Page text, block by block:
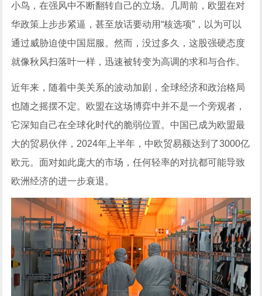
小鸟，在强风中不断翻转自己的立场。几周前，欧盟在对
华政策上步步紧逼，甚至放话要动用“核选项”，以为可以
通过威胁迫使中国屈服。然而，没过多久，这股强硬态度
就像秋风扫落叶一样，迅速被转变为高调的求和与合作。
近年来，随着中美关系的波动加剧，全球经济和政治格局
也随之摇摆不定。欧盟在这场博弈中并不是一个旁观者，
它深知自己在全球化时代的脆弱位置。中国已成为欧盟最
大的贸易伙伴，2024年上半年，中欧贸易额达到了3000亿
欧元。面对如此庞大的市场，任何轻率的对抗都可能导致
欧洲经济的进一步衰退。